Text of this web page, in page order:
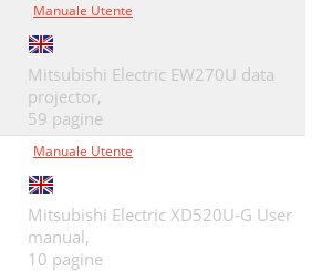
Manuale Utente
Mitsubishi Electric EW270U data
projector,
59 pagine
Manuale Utente
Mitsubishi Electric XD520U-G User
manual,
10 pagine